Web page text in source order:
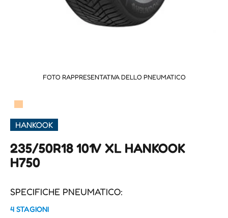
FOTO RAPPRESENTATIVA DELLO PNEUMATICO
▀
HANKOOK
235/50R18 101V XL HANKOOK
H750
SPECIFICHE PNEUMATICO:
4 STAGIONI